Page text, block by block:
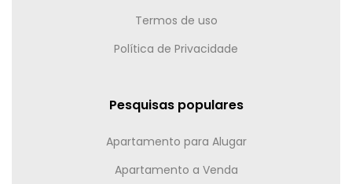
Termos de uso
Política de Privacidade
Pesquisas populares
Apartamento para Alugar
Apartamento a Venda